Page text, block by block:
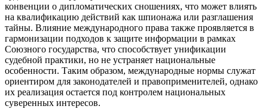
конвенции о дипломатических сношениях, что может влиять
на квалификацию действий как шпионажа или разглашения
тайны. Влияние международного права также проявляется в
гармонизации подходов к защите информации в рамках
Союзного государства, что способствует унификации
судебной практики, но не устраняет национальные
особенности. Таким образом, международные нормы служат
ориентиром для законодателей и правоприменителей, однако
их реализация остается под контролем национальных
суверенных интересов.